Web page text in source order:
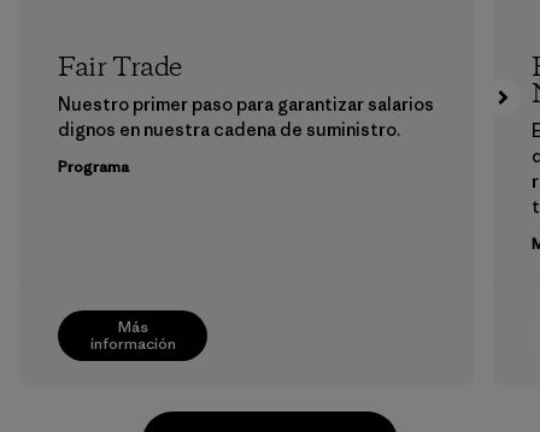
Más
información
Fair Trade
Nuestro primer paso para garantizar salarios
dignos en nuestra cadena de suministro.
Programa